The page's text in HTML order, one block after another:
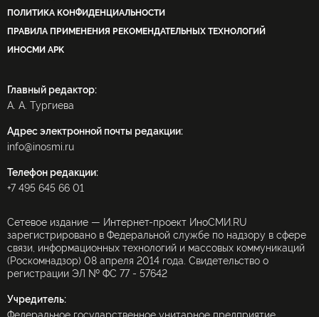
ПОЛИТИКА КОНФИДЕНЦИАЛЬНОСТИ
ПРАВИЛА ПРИМЕНЕНИЯ РЕКОМЕНДАТЕЛЬНЫХ ТЕХНОЛОГИЙ
ИНОСМИ APK
Главный редактор:
А. А. Тургиева
Адрес электронной почты редакции:
info@inosmi.ru
Телефон редакции:
+7 495 645 66 01
Сетевое издание — Интернет-проект ИноСМИ.RU
зарегистрировано в Федеральной службе по надзору в сфере
связи, информационных технологий и массовых коммуникаций
(Роскомнадзор) 08 апреля 2014 года. Свидетельство о
регистрации ЭЛ № ФС 77 - 57642
Учредитель: